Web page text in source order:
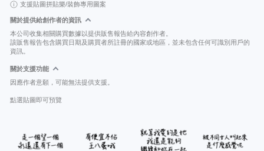
支援貼圖拼貼樂/裝飾專用圖案
關於提供給創作者的資訊
本公司收集相關購買數據以提供販售報告給內容創作者。
該販售報告包含購買日期及購買者所註冊的國家或地區，並未包含任何可識別用戶的
資訊。
關於支援功能
因應作者意願，可能無法提供支援。
點選貼圖即可預覽